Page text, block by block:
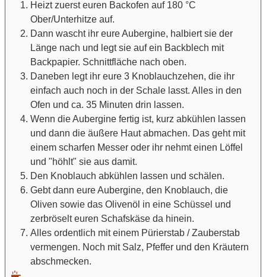
Heizt zuerst euren Backofen auf 180 °C
Ober/Unterhitze auf.
Dann wascht ihr eure Aubergine, halbiert sie der
Länge nach und legt sie auf ein Backblech mit
Backpapier. Schnittfläche nach oben.
Daneben legt ihr eure 3 Knoblauchzehen, die ihr
einfach auch noch in der Schale lasst. Alles in den
Ofen und ca. 35 Minuten drin lassen.
Wenn die Aubergine fertig ist, kurz abkühlen lassen
und dann die äußere Haut abmachen. Das geht mit
einem scharfen Messer oder ihr nehmt einen Löffel
und "höhlt" sie aus damit.
Den Knoblauch abkühlen lassen und schälen.
Gebt dann eure Aubergine, den Knoblauch, die
Oliven sowie das Olivenöl in eine Schüssel und
zerbröselt euren Schafskäse da hinein.
Alles ordentlich mit einem Pürierstab / Zauberstab
vermengen. Noch mit Salz, Pfeffer und den Kräutern
abschmecken.